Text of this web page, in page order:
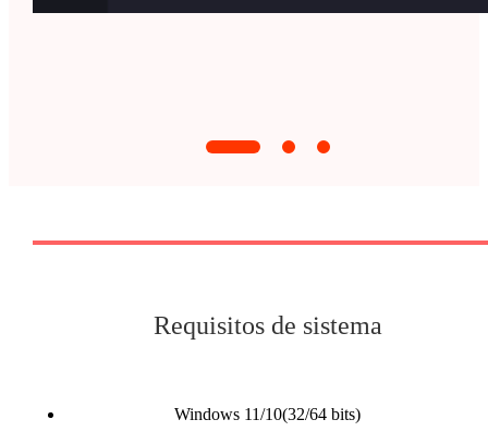
Requisitos de sistema
Windows 11/10(32/64 bits)